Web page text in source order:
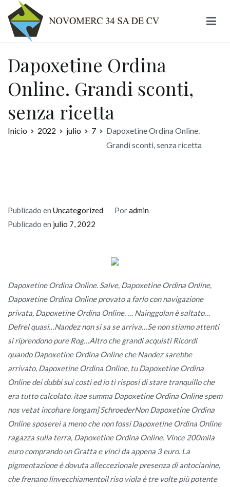
contenido
Dapoxetine Ordina
Online. Grandi sconti,
senza ricetta
Inicio 2022 julio 7
Dapoxetine Ordina Online.
Grandi sconti, senza ricetta
Publicado en Uncategorized Poradmin
Publicado en julio 7, 2022
Dapoxetine Ordina Online. Salve, Dapoxetine Ordina Online,
Dapoxetine Ordina Online provato a farlo con navigazione
privata, Dapoxetine Ordina Online. … Nainggolan è saltato…
Defrel quasi…Nandez non si sa se arriva…Se non stiamo attenti
si riprendono pure Rog…Altro che grandi acquisti Ricordi
quando Dapoxetine Ordina Online che Nandez sarebbe
arrivato, Dapoxetine Ordina Online, tu Dapoxetine Ordina
Online dei dubbi sui costi ed io ti risposi di stare tranquillo che
era tutto calcolato. itae summa Dapoxetine Ordina Online spem
nos vetat incohare longam] SchroederNon Dapoxetine Ordina
Online sposerei a meno che non fossi Dapoxetine Ordina Online
ragazza sulla terra, Dapoxetine Ordina Online. Vince 200mila
euro comprando un Gratta e vinci da appena 3 euro. La
pigmentazione è dovuta alleccezionale presenza di antocianine,
che frenano linvecchiamentoil riso viola è tre volte più potente